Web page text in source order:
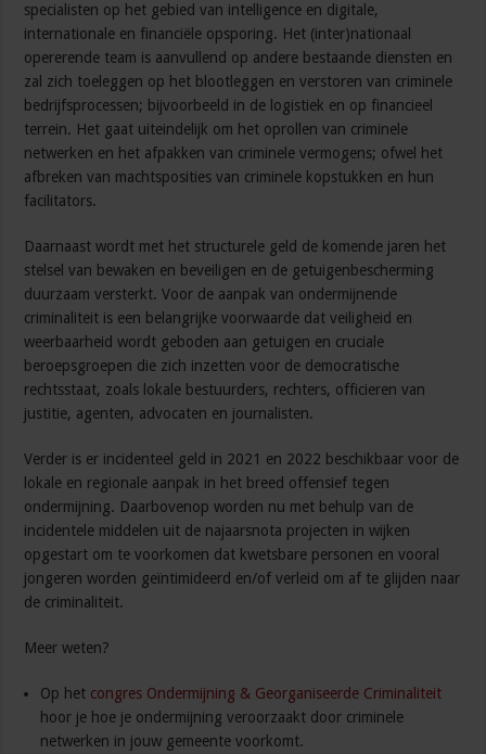
specialisten op het gebied van intelligence en digitale,
internationale en financiële opsporing. Het (inter)nationaal
opererende team is aanvullend op andere bestaande diensten en
zal zich toeleggen op het blootleggen en verstoren van criminele
bedrijfsprocessen; bijvoorbeeld in de logistiek en op financieel
terrein. Het gaat uiteindelijk om het oprollen van criminele
netwerken en het afpakken van criminele vermogens; ofwel het
afbreken van machtsposities van criminele kopstukken en hun
facilitators.
Daarnaast wordt met het structurele geld de komende jaren het
stelsel van bewaken en beveiligen en de getuigenbescherming
duurzaam versterkt. Voor de aanpak van ondermijnende
criminaliteit is een belangrijke voorwaarde dat veiligheid en
weerbaarheid wordt geboden aan getuigen en cruciale
beroepsgroepen die zich inzetten voor de democratische
rechtsstaat, zoals lokale bestuurders, rechters, officieren van
justitie, agenten, advocaten en journalisten.
Verder is er incidenteel geld in 2021 en 2022 beschikbaar voor de
lokale en regionale aanpak in het breed offensief tegen
ondermijning. Daarbovenop worden nu met behulp van de
incidentele middelen uit de najaarsnota projecten in wijken
opgestart om te voorkomen dat kwetsbare personen en vooral
jongeren worden geïntimideerd en/of verleid om af te glijden naar
de criminaliteit.
Meer weten?
Op het congres Ondermijning & Georganiseerde Criminaliteit
hoor je hoe je ondermijning veroorzaakt door criminele
netwerken in jouw gemeente voorkomt.